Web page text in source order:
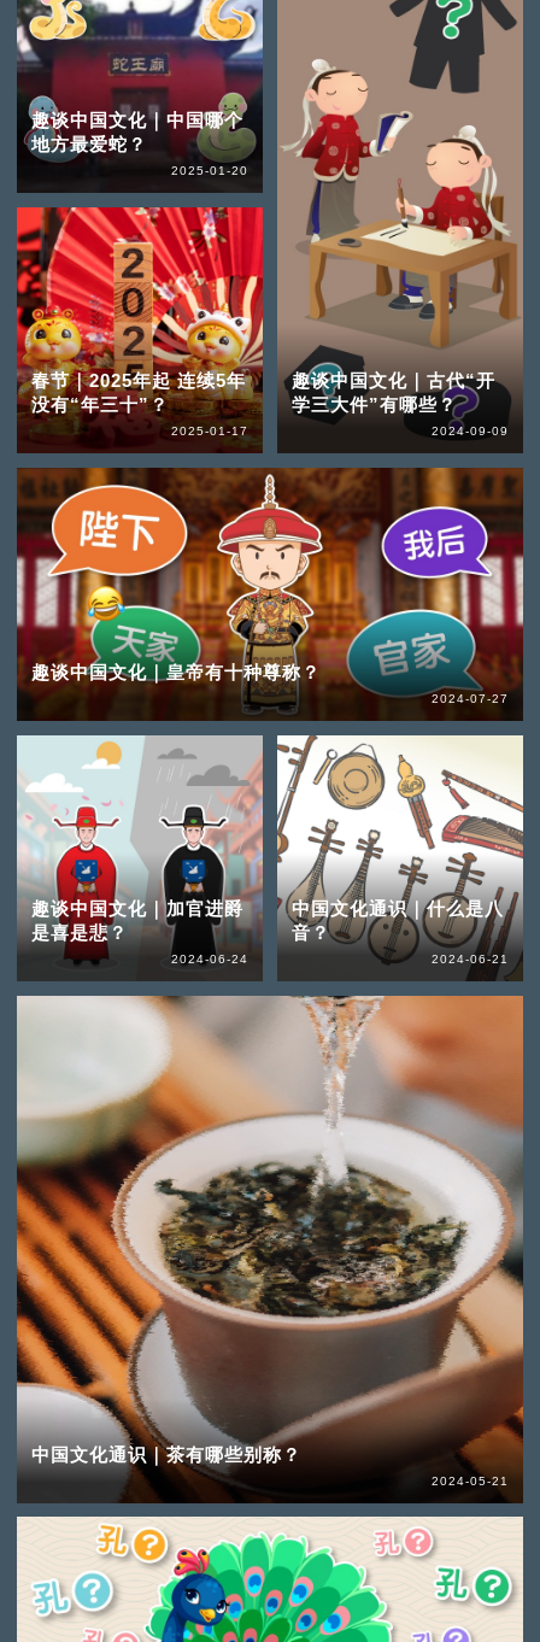
趣谈中国文化｜中国哪个
地方最爱蛇？
2025-01-20
春节｜2025年起 连续5年
没有“年三十”？
2025-01-17
趣谈中国文化｜古代“开
学三大件”有哪些？
2024-09-09
趣谈中国文化｜皇帝有十种尊称？
2024-07-27
趣谈中国文化｜加官进爵
是喜是悲？
2024-06-24
中国文化通识｜什么是八
音？
2024-06-21
中国文化通识｜茶有哪些别称？
2024-05-21